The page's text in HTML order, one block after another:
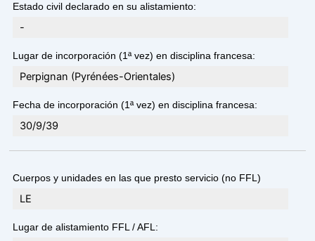
Estado civil declarado en su alistamiento:
-
Lugar de incorporación (1ª vez) en disciplina francesa:
Perpignan (Pyrénées-Orientales)
Fecha de incorporación (1ª vez) en disciplina francesa:
30/9/39
Cuerpos y unidades en las que presto servicio (no FFL)
LE
Lugar de alistamiento FFL / AFL: